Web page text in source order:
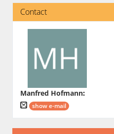
Contact
Manfred Hofmann:
show e-mail